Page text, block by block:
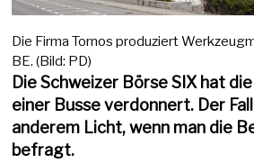
Die Firma Tornos produziert
BE. (Bild: PD)
Die Schweizer Börse SIX hat
einer Busse verdonnert. Der
anderem Licht, wenn man die
befragt.